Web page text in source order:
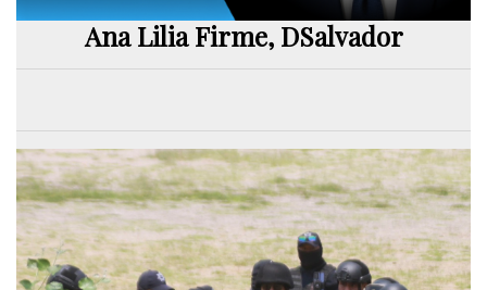
Ana Lilia Firme, DSalvador